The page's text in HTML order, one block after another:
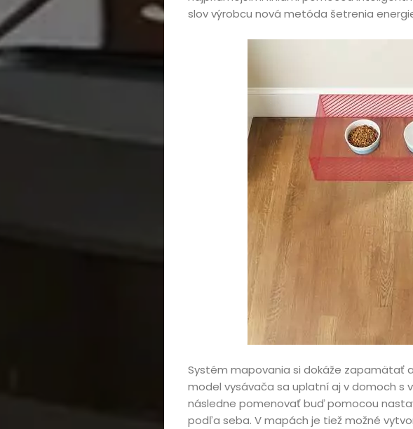
recenzie
Technológie
Životný
Prevádzkovateľ
slov výrobcu nová metóda šetrenia
Systém mapovania si dokáže zapamätať
model vysávača sa uplatní aj v domoch s
následne pomenovať buď pomocou
podľa seba. V mapách je tiež možné